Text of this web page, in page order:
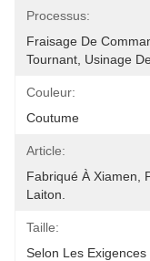
Processus:
Fraisage De
Tournant, Usinage
Couleur:
Coutume
Article:
Fabriqué À Xiamen,
Laiton.
Taille:
Selon Les Exigences